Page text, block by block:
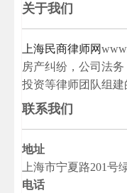
关于我们
上海民商律师网
房产纠纷，公司法
投资等律师团队组建
联系我们
地址
上海市宁夏路201号
电话